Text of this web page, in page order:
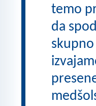
temo
da